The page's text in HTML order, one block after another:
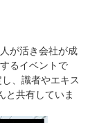
が活き会社が成
るイベントで
、識者やエキス
と共有していま